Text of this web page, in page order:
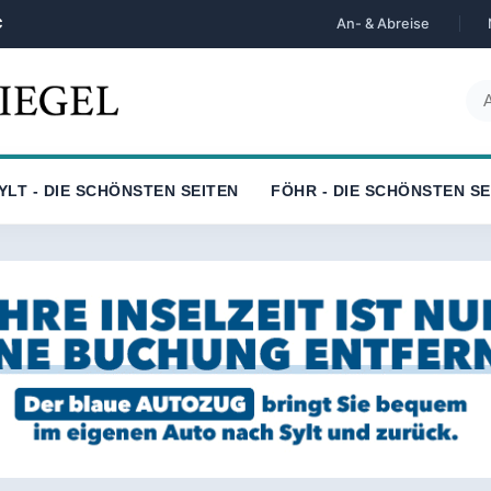
An- & Abreise
- DIE SCHÖNSTEN SEITEN FÖHR - DIE SCHÖNSTEN